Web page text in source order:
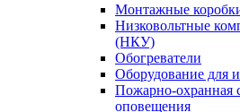
Монтажные
Низковольтные
(НКУ)
Обогреватели
Оборудование
Пожарно-охранная
оповещения